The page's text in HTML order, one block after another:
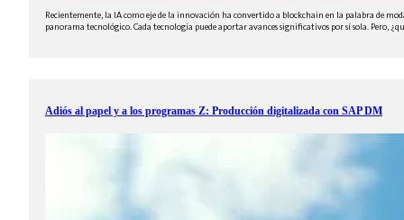
Recientemente, la IA como eje de la innovación ha convertido a blockchain en la palabra de
panorama tecnológico. Cada tecnología puede aportar avances significativos por sí sola. Pero,
Adiós al papel y a los programas Z: Producción digitalizada con SAP DM